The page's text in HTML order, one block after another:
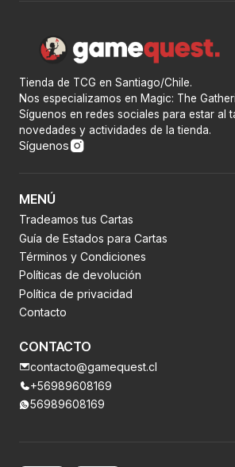
Tienda de TCG en Santiago/Chile.
Nos especializamos en Magic: The
Síguenos en redes sociales para estar al
novedades y actividades de la tienda.
Síguenos
MENÚ
Tradeamos tus Cartas
Guía de Estados para Cartas
Términos y Condiciones
Políticas de devolución
Política de privacidad
Contacto
CONTACTO
contacto@gamequest.cl
+56989608169
56989608169